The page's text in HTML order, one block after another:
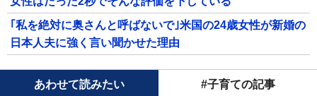
｢私を絶対に奥さんと呼ばないで｣米国の24歳女性が新婚の
日本人夫に強く言い聞かせた理由
あわせて読みたい #子育ての記事